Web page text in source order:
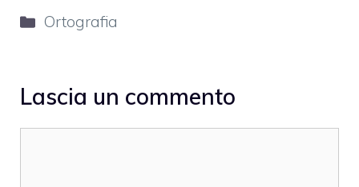
Categorie
Ortografia
Lascia un commento